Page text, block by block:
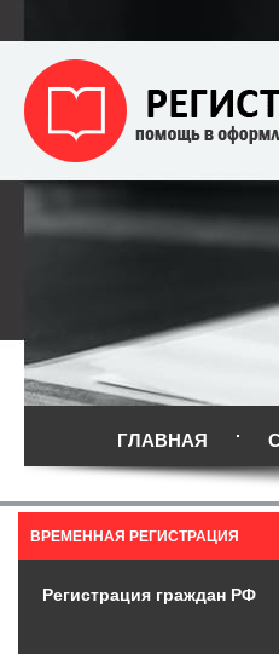
ГЛАВНАЯ
ВРЕМЕННАЯ РЕГИСТРАЦИЯ
Регистрация граждан РФ